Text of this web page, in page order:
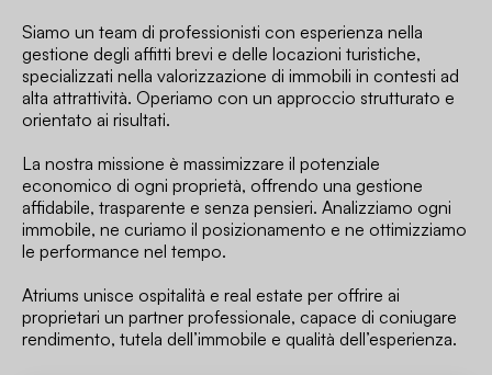
Siamo un team di professionisti con esperienza nella
gestione degli affitti brevi e delle locazioni turistiche,
specializzati nella valorizzazione di immobili in contesti ad
alta attrattività. Operiamo con un approccio strutturato e
orientato ai risultati.
La nostra missione è massimizzare il potenziale
economico di ogni proprietà, offrendo una gestione
affidabile, trasparente e senza pensieri. Analizziamo ogni
immobile, ne curiamo il posizionamento e ne ottimizziamo
le performance nel tempo.
Atriums unisce ospitalità e real estate per offrire ai
proprietari un partner professionale, capace di coniugare
rendimento, tutela dell’immobile e qualità dell’esperienza.